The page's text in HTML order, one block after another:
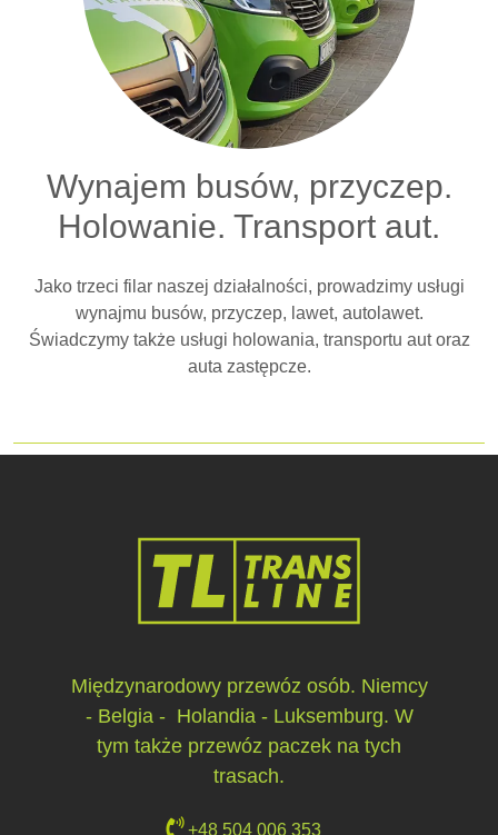
Wynajem busów, przyczep.
Holowanie. Transport aut.
Jako trzeci filar naszej działalności, prowadzimy usługi
wynajmu busów, przyczep, lawet, autolawet.
Świadczymy także usługi holowania, transportu aut oraz
auta zastępcze.
Międzynarodowy przewóz osób. Niemcy
- Belgia - Holandia - Luksemburg. W
tym także przewóz paczek na tych
trasach.
+48 504 006 353